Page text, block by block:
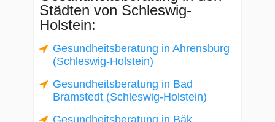
Städten von Schleswig-
Holstein:
Gesundheitsberatung in Ahrensburg
(Schleswig-Holstein)
Gesundheitsberatung in Bad
Bramstedt (Schleswig-Holstein)
Gesundheitsberatung in Bäk